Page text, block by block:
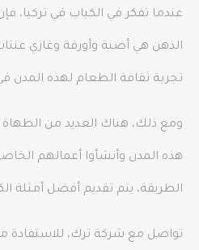
عندما تفكر في الكباب في تركيا، فإن
الذهن هي أضنة وأورفة وغازي
تجربة ثقافة الطعام لهذه المدن
ومع ذلك، هناك العديد من الطهاة
هذه المدن وأنشأوا أعمالهم
الطريقة، يتم تقديم أفضل أمثلة
تواصل مع شركة ترك، للاستفادة